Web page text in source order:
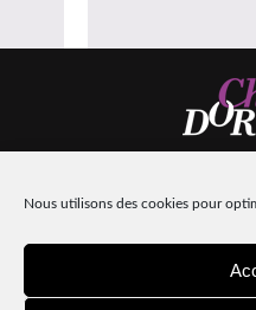
Nous utilisons des cookies pour
Design:Machinacom|